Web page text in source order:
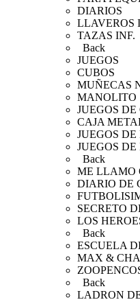
DIARIOS
LLAVEROS
TAZAS INF.
Back
JUEGOS
CUBOS
MUÑECAS
MANOLITO
JUEGOS DE
CAJA
JUEGOS
JUEGOS DE
Back
ME LLAMO
DIARIO DE
SECRETO
LOS
Back
ESCUELA
MAX &
Back
LADRON